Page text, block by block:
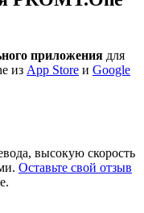
приложения для
из App Store и Google
высокую скорость
Оставьте свой отзыв